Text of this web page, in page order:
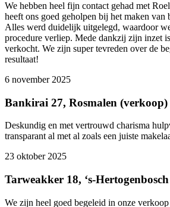
We hebben heel fijn contact gehad met
heeft ons goed geholpen bij het maken van
Alles werd duidelijk uitgelegd, waardoor
procedure verliep. Mede dankzij zijn inzet
verkocht. We zijn super tevreden over de
resultaat!
6 november 2025
Bankirai 27, Rosmalen (verkoop)
Deskundig en met vertrouwd charisma
transparant al met al zoals een juiste
23 oktober 2025
Tarweakker 18, ‘s-
We zijn heel goed begeleid in onze